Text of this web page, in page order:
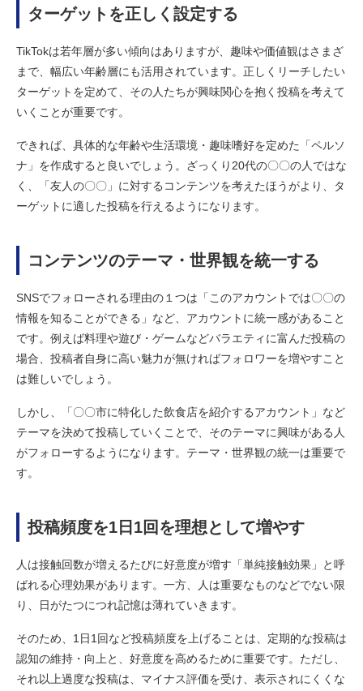
ターゲットを正しく設定する
TikTokは若年層が多い傾向はありますが、趣味や価値観はさまざ
まで、幅広い年齢層にも活用されています。正しくリーチしたい
ターゲットを定めて、その人たちが興味関心を抱く投稿を考えて
いくことが重要です。
できれば、具体的な年齢や生活環境・趣味嗜好を定めた「ペルソ
ナ」を作成すると良いでしょう。ざっくり20代の〇〇の人ではな
く、「友人の〇〇」に対するコンテンツを考えたほうがより、タ
ーゲットに適した投稿を行えるようになります。
コンテンツのテーマ・世界観を統一する
SNSでフォローされる理由の１つは「このアカウントでは〇〇の
情報を知ることができる」など、アカウントに統一感があること
です。例えば料理や遊び・ゲームなどバラエティに富んだ投稿の
場合、投稿者自身に高い魅力が無ければフォロワーを増やすこと
は難しいでしょう。
しかし、「〇〇市に特化した飲食店を紹介するアカウント」など
テーマを決めて投稿していくことで、そのテーマに興味がある人
がフォローするようになります。テーマ・世界観の統一は重要で
す。
投稿頻度を1日1回を理想として増やす
人は接触回数が増えるたびに好意度が増す「単純接触効果」と呼
ばれる心理効果があります。一方、人は重要なものなどでない限
り、日がたつにつれ記憶は薄れていきます。
そのため、1日1回など投稿頻度を上げることは、定期的な投稿は
認知の維持・向上と、好意度を高めるために重要です。ただし、
それ以上過度な投稿は、マイナス評価を受け、表示されにくくな